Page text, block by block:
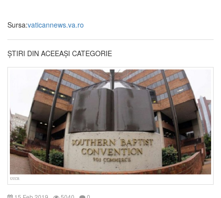
Sursa:vaticannews.va.ro
ȘTIRI DIN ACEEAȘI CATEGORIE